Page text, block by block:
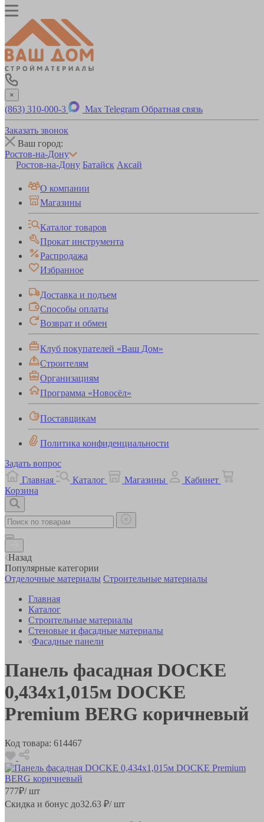
×
(863) 310-000-3 Max Telegram Обратная связь
Заказать звонок
Ваш город:
Ростов-на-Дону
Ростов-на-Дону Батайск Аксай
О компании
Магазины
Каталог товаров
Прокат инструмента
Распродажа
Избранное
Доставка и подъем
Способы оплаты
Возврат и обмен
Клуб покупателей «Ваш Дом»
Строителям
Организациям
Программа «Новосёл»
Поставщикам
Политика конфиденциальности
Задать вопрос
Главная
Каталог Магазины
Кабинет
Корзина
Назад
Популярные категории
Отделочные материалы Строительные материалы
Главная
Каталог
Строительные материалы
Стеновые и фасадные материалы
Фасадные панели
Панель фасадная DOCKE
0,434х1,015м DOCKE
Premium BERG коричневый
Код товара: 614467
777₽/ шт
Скидка и бонус до32.63 ₽/ шт